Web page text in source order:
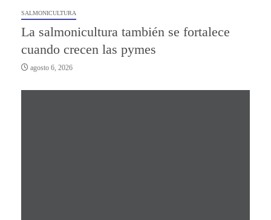
SALMONICULTURA
La salmonicultura también se fortalece
cuando crecen las pymes
agosto 6, 2026